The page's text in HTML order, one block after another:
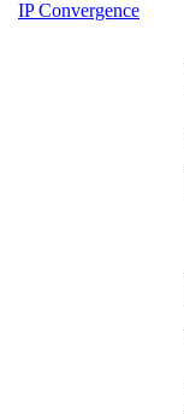
IP Convergence